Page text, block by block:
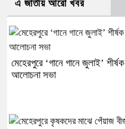
এ জাতীয় আরো খবর
মেহেরপুরে ‘গানে গানে জুলাই’ শীর্ষক
আলোচনা সভা